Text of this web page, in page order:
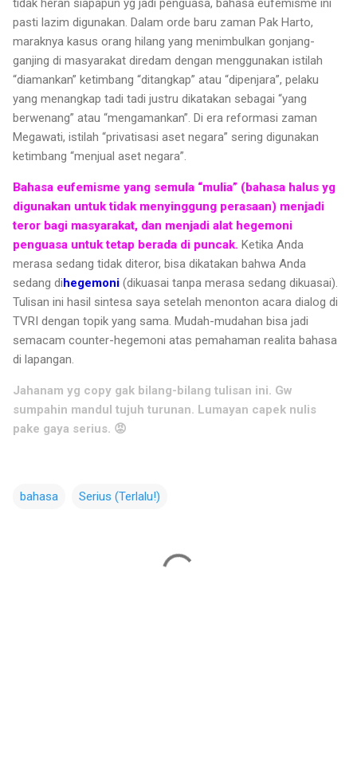
tidak heran siapapun yg jadi penguasa, bahasa eufemisme ini
pasti lazim digunakan. Dalam orde baru zaman Pak Harto,
maraknya kasus orang hilang yang menimbulkan gonjang-
ganjing di masyarakat diredam dengan menggunakan istilah
“diamankan” ketimbang “ditangkap” atau “dipenjara”, pelaku
yang menangkap tadi tadi justru dikatakan sebagai “yang
berwenang” atau “mengamankan”. Di era reformasi zaman
Megawati, istilah “privatisasi aset negara” sering digunakan
ketimbang “menjual aset negara”.
Bahasa eufemisme yang semula “mulia” (bahasa halus yg
digunakan untuk tidak menyinggung perasaan) menjadi
teror bagi masyarakat, dan menjadi alat hegemoni
penguasa untuk tetap berada di puncak. Ketika Anda
merasa sedang tidak diteror, bisa dikatakan bahwa Anda
sedang dihegemoni (dikuasai tanpa merasa sedang dikuasai).
Tulisan ini hasil sintesa saya setelah menonton acara dialog di
TVRI dengan topik yang sama. Mudah-mudahan bisa jadi
semacam counter-hegemoni atas pemahaman realita bahasa
di lapangan.
Jahanam yg copy gak bilang-bilang tulisan ini. Gw
sumpahin mandul tujuh turunan. Lumayan capek nulis
pake gaya serius. 😡
bahasa Serius (Terlalu!)